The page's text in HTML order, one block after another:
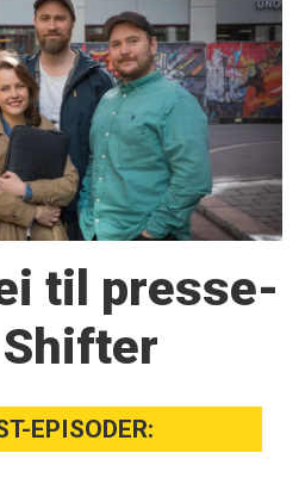
til presse­
EPISODER: